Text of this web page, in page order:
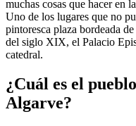
muchas cosas que hacer en
Uno de los lugares que no
pintoresca plaza bordeada
del siglo XIX, el Palacio
catedral.
¿Cuál es el
Algarve?